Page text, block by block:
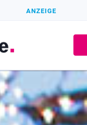
ANZEIGE